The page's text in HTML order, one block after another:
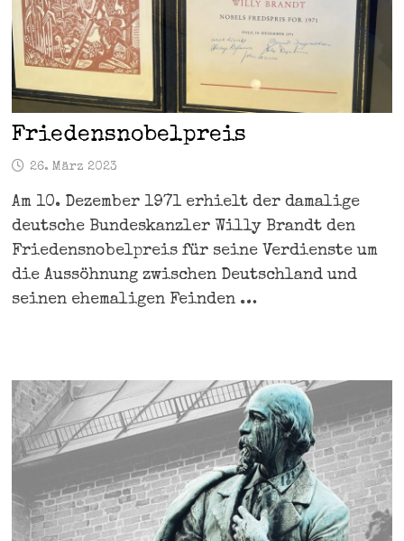
Friedensnobelpreis
26. März 2023
Am 10. Dezember 1971 erhielt der damalige
deutsche Bundeskanzler Willy Brandt den
Friedensnobelpreis für seine Verdienste um
die Aussöhnung zwischen Deutschland und
seinen ehemaligen Feinden …